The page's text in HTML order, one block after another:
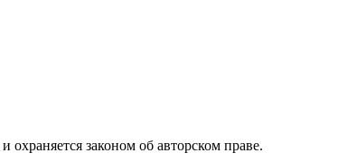
и охраняется законом об авторском праве.